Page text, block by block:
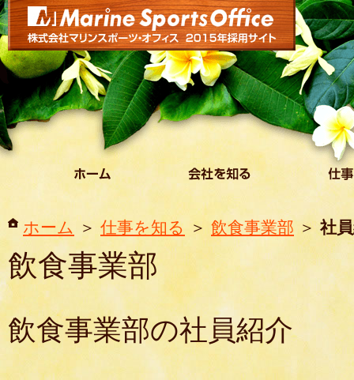
ホーム 仕事を知る 飲食事業部 社
飲食事業部
飲食事業部の社員紹介